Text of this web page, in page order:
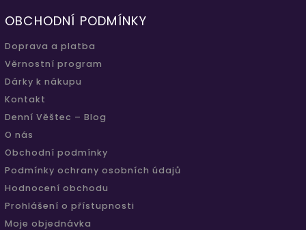
OBCHODNÍ PODMÍNKY
Doprava a platba
Věrnostní program
Dárky k nákupu
Kontakt
Denní Věštec – Blog
O nás
Obchodní podmínky
Podmínky ochrany osobních údajů
Hodnocení obchodu
Prohlášení o přístupnosti
Moje objednávka